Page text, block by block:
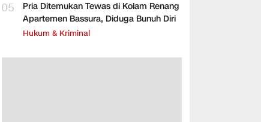
05
Pria Ditemukan Tewas di Kolam Renang
Apartemen Bassura, Diduga Bunuh Diri
Hukum & Kriminal